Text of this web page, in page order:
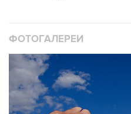
ФОТОГАЛЕРЕИ